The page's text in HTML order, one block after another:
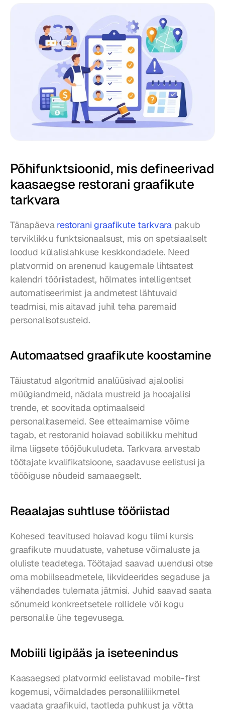
Põhifunktsioonid, mis defineerivad
kaasaegse restorani graafikute
tarkvara
Tänapäeva restorani graafikute tarkvara pakub
terviklikku funktsionaalsust, mis on spetsiaalselt
loodud külalislahkuse keskkondadele. Need
platvormid on arenenud kaugemale lihtsatest
kalendri tööriistadest, hõlmates intelligentset
automatiseerimist ja andmetest lähtuvaid
teadmisi, mis aitavad juhil teha paremaid
personalisotsusteid.
Automaatsed graafikute koostamine
Täiustatud algoritmid analüüsivad ajaloolisi
müügiandmeid, nädala mustreid ja hooajalisi
trende, et soovitada optimaalseid
personalitasemeid. See etteaimamise võime
tagab, et restoranid hoiavad sobilikku mehitud
ilma liigsete tööjõukuludeta. Tarkvara arvestab
töötajate kvalifikatsioone, saadavuse eelistusi ja
tööõiguse nõudeid samaaegselt.
Reaalajas suhtluse tööriistad
Kohesed teavitused hoiavad kogu tiimi kursis
graafikute muudatuste, vahetuse võimaluste ja
oluliste teadetega. Töötajad saavad uuendusi otse
oma mobiilseadmetele, likvideerides segaduse ja
vähendades tulemata jätmisi. Juhid saavad saata
sõnumeid konkreetsetele rollidele või kogu
personalile ühe tegevusega.
Mobiili ligipääs ja iseteenindus
Kaasaegsed platvormid eelistavad mobile-first
kogemusi, võimaldades personaliliikmetel
vaadata graafikuid, taotleda puhkust ja võtta